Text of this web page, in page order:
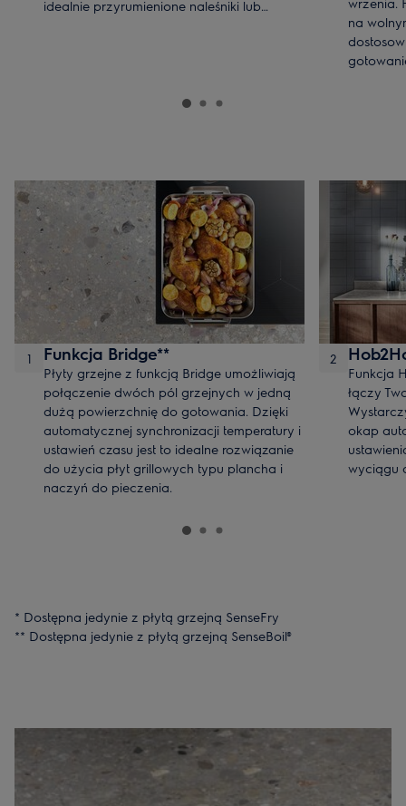
idealnie przyrumienione naleśniki lub
na
1 Funkcja Bridge**
Płyty grzejne z funkcją Bridge umożliwiają
połączenie dwóch pól grzejnych w jedną
dużą powierzchnię do gotowania. Dzięki
automatycznej synchronizacji temperatury i
ustawień czasu jest to idealne rozwiązanie
do użycia płyt grillowych typu plancha i
naczyń do pieczenia.
2
Funkcja
łączy
okap
wyciągu
* Dostępna jedynie z płytą grzejną SenseFry
** Dostępna jedynie z płytą grzejną SenseBoil®